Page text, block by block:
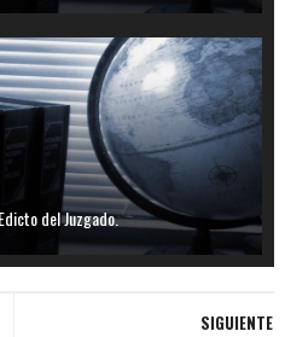
del Juzgado.
SIGUIENTE